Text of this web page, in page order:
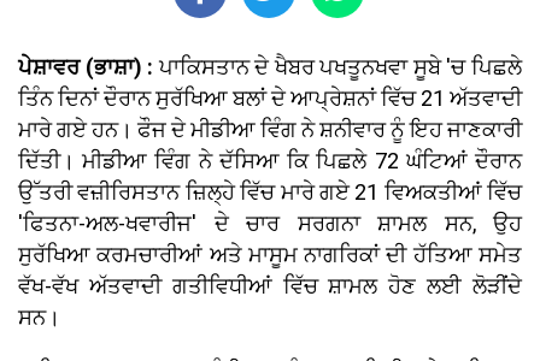
ਪੇਸ਼ਾਵਰ (ਭਾਸ਼ਾ) :ਪਾਕਿਸਤਾਨ ਦੇ ਖੈਬਰ ਪਖਤੂਨਖਵਾ ਸੂਬੇ 'ਚ ਪਿਛਲੇ
ਤਿੰਨ ਦਿਨਾਂ ਦੌਰਾਨ ਸੁਰੱਖਿਆ ਬਲਾਂ ਦੇ ਆਪ੍ਰੇਸ਼ਨਾਂ ਵਿੱਚ 21 ਅੱਤਵਾਦੀ
ਮਾਰੇ ਗਏ ਹਨ। ਫੌਜ ਦੇ ਮੀਡੀਆ ਵਿੰਗ ਨੇ ਸ਼ਨੀਵਾਰ ਨੂੰ ਇਹ ਜਾਣਕਾਰੀ
ਦਿੱਤੀ। ਮੀਡੀਆ ਵਿੰਗ ਨੇ ਦੱਸਿਆ ਕਿ ਪਿਛਲੇ 72 ਘੰਟਿਆਂ ਦੌਰਾਨ
ਉੱਤਰੀ ਵਜ਼ੀਰਿਸਤਾਨ ਜ਼ਿਲ੍ਹੇ ਵਿੱਚ ਮਾਰੇ ਗਏ 21 ਵਿਅਕਤੀਆਂ ਵਿੱਚ
'ਫਿਤਨਾ-ਅਲ-ਖਵਾਰੀਜ' ਦੇ ਚਾਰ ਸਰਗਨਾ ਸ਼ਾਮਲ ਸਨ, ਉਹ
ਸੁਰੱਖਿਆ ਕਰਮਚਾਰੀਆਂ ਅਤੇ ਮਾਸੂਮ ਨਾਗਰਿਕਾਂ ਦੀ ਹੱਤਿਆ ਸਮੇਤ
ਵੱਖ-ਵੱਖ ਅੱਤਵਾਦੀ ਗਤੀਵਿਧੀਆਂ ਵਿੱਚ ਸ਼ਾਮਲ ਹੋਣ ਲਈ ਲੋੜੀਂਦੇ
ਸਨ।